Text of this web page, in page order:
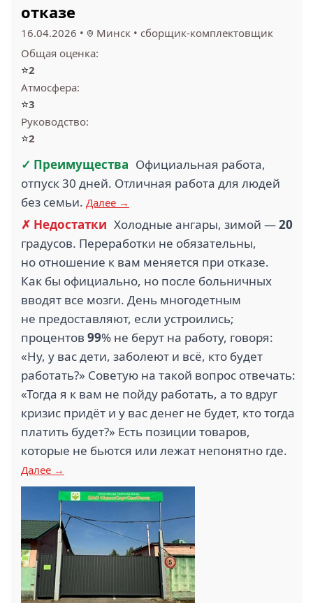
отказе
16.04.2026 • Минск • сборщик-комплектовщик
Общая оценка:
⭐2
Атмосфера:
⭐3
Руководство:
⭐2
✓ Преимущества Официальная работа,
отпуск 30 дней. Отличная работа для людей
без семьи. Далее →
✗ Недостатки Холодные ангары, зимой —20
градусов. Переработки не обязательны,
но отношение к вам меняется при отказе.
Как бы официально, но после больничных
вводят все мозги. День многодетным
не предоставляют, если устроились;
процентов 99% не берут на работу, говоря:
«Ну, у вас дети, заболеют и всё, кто будет
работать?» Советую на такой вопрос отвечать:
«Тогда я к вам не пойду работать, а то вдруг
кризис придёт и у вас денег не будет, кто тогда
платить будет?» Есть позиции товаров,
которые не бьются или лежат непонятно где.
Далее →